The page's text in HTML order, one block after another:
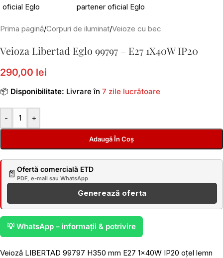
Prima pagină/Corpuri de iluminat/Veioze cu bec
Veioza Libertad Eglo 99797 – E27 1X40W IP20
290,00 lei
📦 Disponibilitate: Livrare în 7 zile lucrătoare
- +
Adaugă În Coș
📄 Ofertă comercială ETD
PDF, e-mail sau WhatsApp
Generează oferta
💡 WhatsApp – informații & potrivire
Veioză LIBERTAD 99797 H350 mm E27 1x40W IP20 oțel lemn